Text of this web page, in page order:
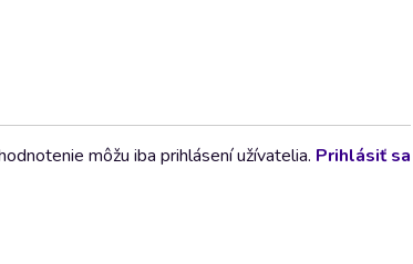
môžu iba prihlásení užívatelia. Prihlásiť sa